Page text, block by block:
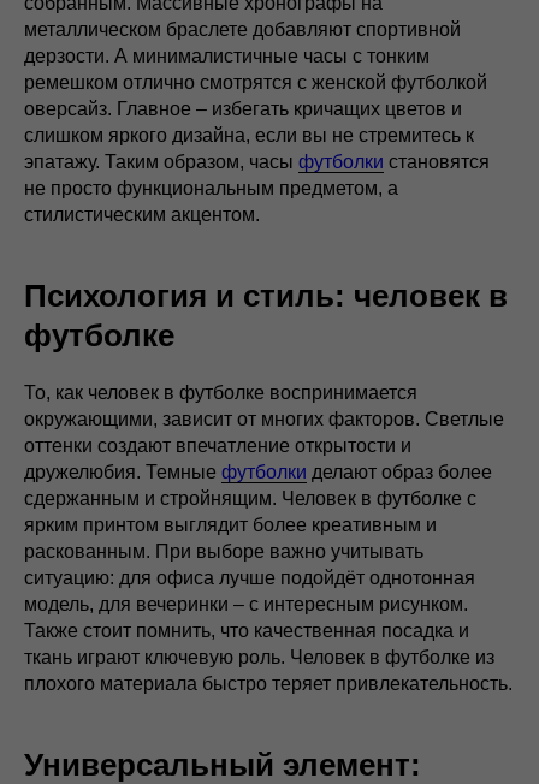
металлическом браслете добавляют спортивной
дерзости. А минималистичные часы с тонким
ремешком отлично смотрятся с женской футболкой
оверсайз. Главное – избегать кричащих цветов и
слишком яркого дизайна, если вы не стремитесь к
эпатажу. Таким образом, часы футболки становятся
не просто функциональным предметом, а
стилистическим акцентом.
Психология и стиль: человек в
футболке
То, как человек в футболке воспринимается
окружающими, зависит от многих факторов. Светлые
оттенки создают впечатление открытости и
дружелюбия. Темные футболки делают образ более
сдержанным и стройнящим. Человек в футболке с
ярким принтом выглядит более креативным и
раскованным. При выборе важно учитывать
ситуацию: для офиса лучше подойдёт однотонная
модель, для вечеринки – с интересным рисунком.
Также стоит помнить, что качественная посадка и
ткань играют ключевую роль. Человек в футболке из
плохого материала быстро теряет привлекательность.
Универсальный элемент: